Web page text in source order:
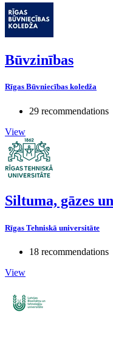
Būvzinības
Rīgas Būvniecības koledža
29 recommendations
View
Siltuma, gāzes
Rīgas Tehniskā universitāte
18 recommendations
View